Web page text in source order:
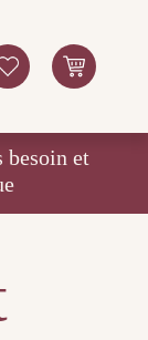
besoin et